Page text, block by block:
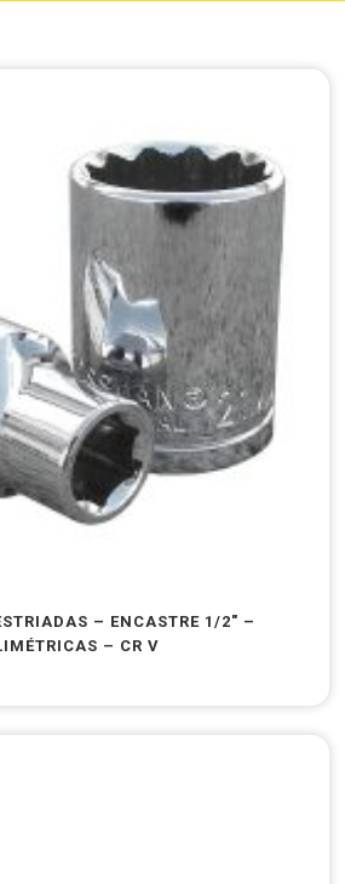
– ENCASTRE 1/2″ –
– CR V